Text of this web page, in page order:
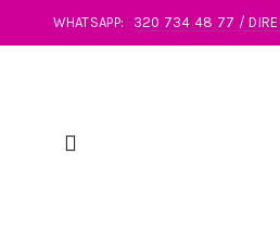
WHATSAPP: 320 734 48 77 /